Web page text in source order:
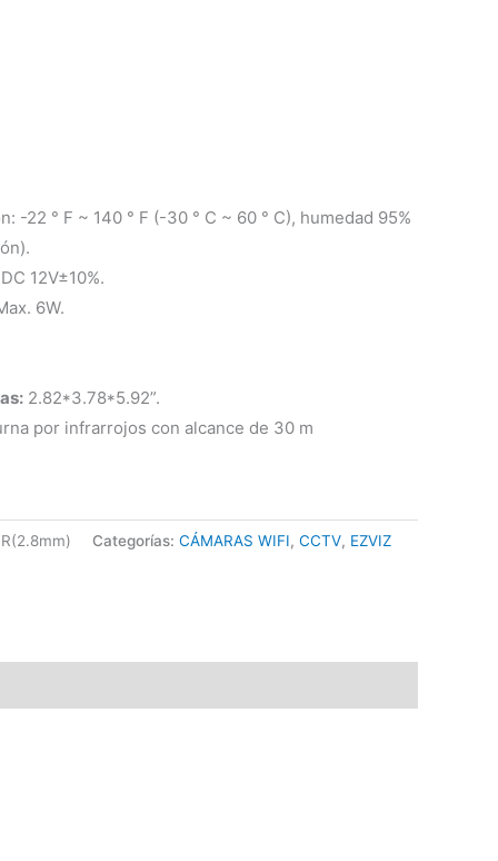
-22 ° F ~ 140 ° F (-30 ° C ~ 60 ° C), humedad 95%
DC 12V±10%.
6W.
2.82*3.78*5.92”.
por infrarrojos con alcance de 30 m
Categorías: CÁMARAS WIFI, CCTV, EZVIZ